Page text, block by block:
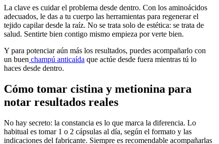
La clave es cuidar el problema desde dentro. Con los aminoácidos
adecuados, le das a tu cuerpo las herramientas para regenerar el
tejido capilar desde la raíz. No se trata solo de estética: se trata de
salud. Sentirte bien contigo mismo empieza por verte bien.
Y para potenciar aún más los resultados, puedes acompañarlo con
un buen champú anticaída que actúe desde fuera mientras tú lo
haces desde dentro.
Cómo tomar cistina y metionina para
notar resultados reales
No hay secreto: la constancia es lo que marca la diferencia. Lo
habitual es tomar 1 o 2 cápsulas al día, según el formato y las
indicaciones del fabricante. Siempre es recomendable acompañarlas